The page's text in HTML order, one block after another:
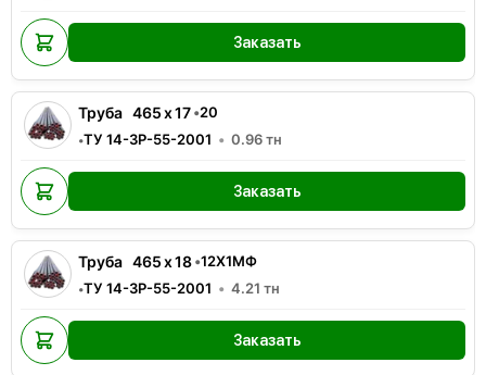
Заказать
Труба 465x17•20
•ТУ 14-3Р-55-2001 0.96тн
Заказать
Труба 465x18•12Х1МФ
•ТУ 14-3Р-55-2001 4.21 тн
Заказать